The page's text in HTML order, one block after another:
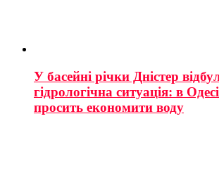
У басейні річки Дністер
гідрологічна ситуація: в
просить економити воду